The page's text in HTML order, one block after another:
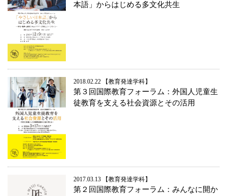
本語」からはじめる多文化共生
2018.02.22 教育発達学科
第３回国際教育フォーラム：外国人児童生
徒教育を支える社会資源とその活用
2017.03.13 教育発達学科
第２回国際教育フォーラム：みんなに開か